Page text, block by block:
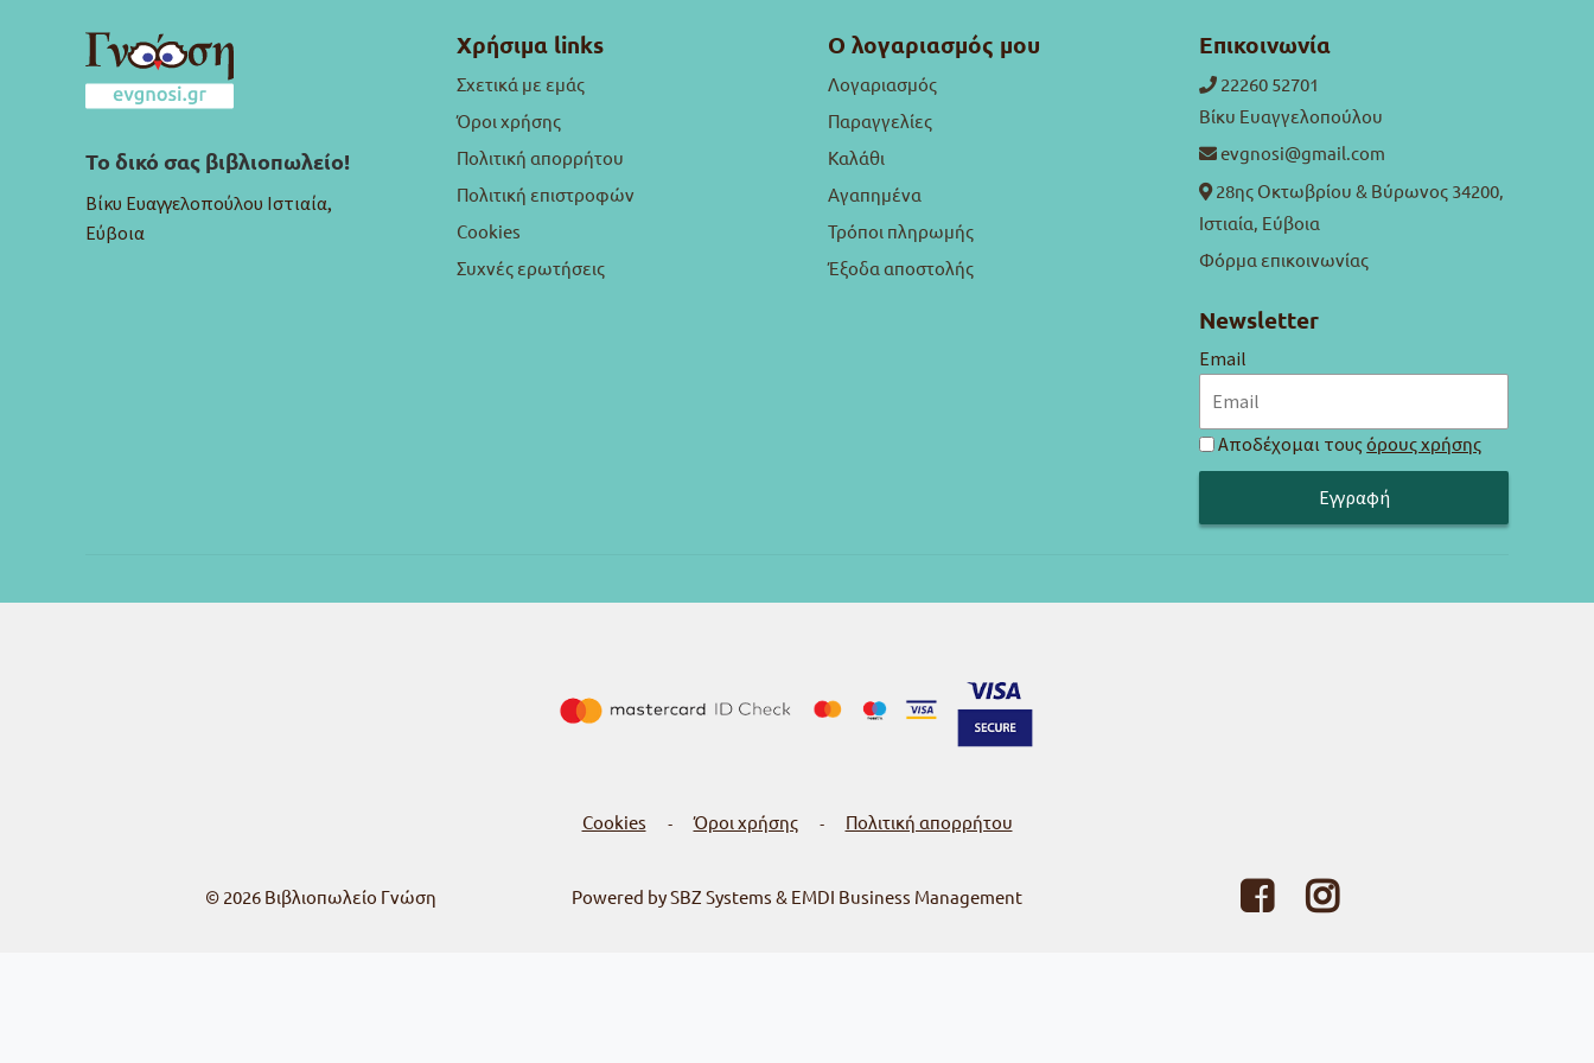
Το δικό σας βιβλιοπωλείο!
Βίκυ Ευαγγελοπούλου Ιστιαία,
Εύβοια
Χρήσιμα links
Σχετικά με εμάς
Όροι χρήσης
Πολιτική απορρήτου
Πολιτική επιστροφών
Cookies
Συχνές ερωτήσεις
Ο λογαριασμός μου
Λογαριασμός
Παραγγελίες
Καλάθι
Αγαπημένα
Τρόποι πληρωμής
Έξοδα αποστολής
Επικοινωνία
22260 52701
Βίκυ Ευαγγελοπούλου
evgnosi@gmail.com
28ης Οκτωβρίου & Βύρωνος 34200,
Ιστιαία, Εύβοια
Φόρμα επικοινωνίας
Newsletter
Email
Αποδέχομαι τουςόρους χρήσης
Cookies - Όροι χρήσης - Πολιτική απορρήτου
© 2026 Βιβλιοπωλείο Γνώση Powered by SBZ Systems & EMDI Business Management